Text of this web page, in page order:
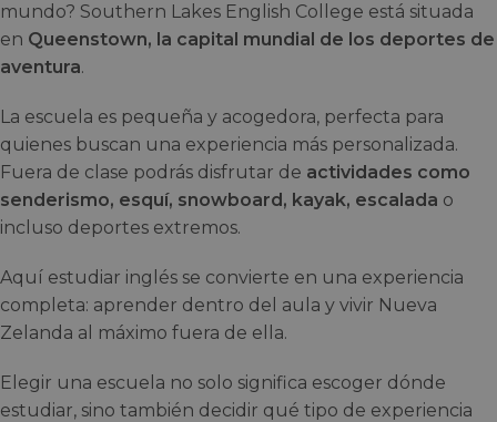
mundo? Southern Lakes English College está situada
en Queenstown, la capital mundial de los deportes de
aventura.
La escuela es pequeña y acogedora, perfecta para
quienes buscan una experiencia más personalizada.
Fuera de clase podrás disfrutar de actividades como
senderismo, esquí, snowboard, kayak, escalada o
incluso deportes extremos.
Aquí estudiar inglés se convierte en una experiencia
completa: aprender dentro del aula y vivir Nueva
Zelanda al máximo fuera de ella.
Elegir una escuela no solo significa escoger dónde
estudiar, sino también decidir qué tipo de experiencia